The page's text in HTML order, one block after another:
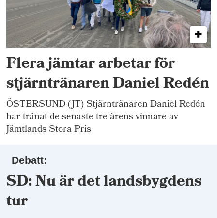
Flera jämtar arbetar för
stjärntränaren Daniel Redén
ÖSTERSUND (JT) Stjärntränaren Daniel Redén
har tränat de senaste tre årens vinnare av
Jämtlands Stora Pris
Debatt:
SD: Nu är det landsbygdens
tur